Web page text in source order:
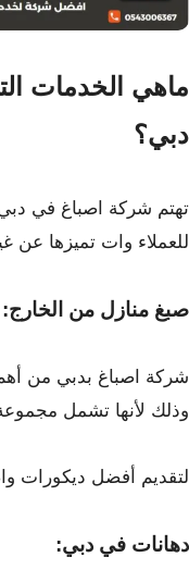
ماهي الخدمات
دبي؟
تهتم شركة اصباغ في
للعملاء وات تميزها عن
صبغ منازل من الخارج:
شركة اصباغ بدبي من
وذلك لأنها تشمل
لتقديم أفضل ديكورات
دهانات في دبي: